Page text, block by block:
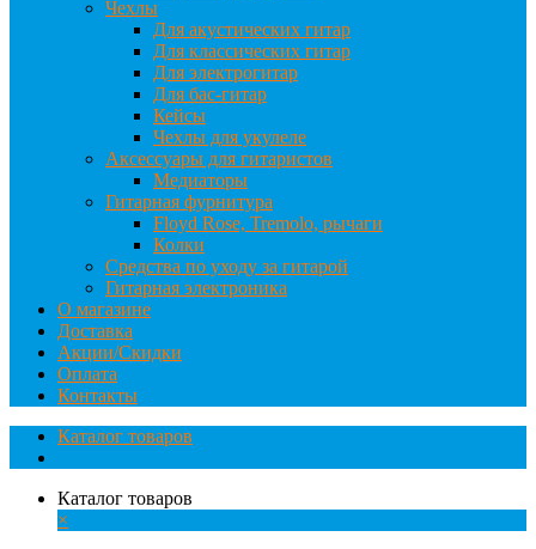
Чехлы
Для акустических гитар
Для классических гитар
Для электрогитар
Для бас-гитар
Кейсы
Чехлы для укулеле
Аксессуары для гитаристов
Медиаторы
Гитарная фурнитура
Floyd Rose, Tremolo, рычаги
Колки
Средства по уходу за гитарой
Гитарная электроника
О магазине
Доставка
Акции/Скидки
Оплата
Контакты
Каталог товаров
Каталог товаров
×